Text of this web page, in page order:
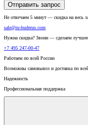
Отправить запрос
Не отвечаем 5 минут — скидка на весь
sale@ru-buderus.com
Нужна скидка? Звони — сделаем
+7 495 247-00-47
Работаем по всей России
Возможны самовывоз и доставка по
Надежность
Профессиональная поддержка